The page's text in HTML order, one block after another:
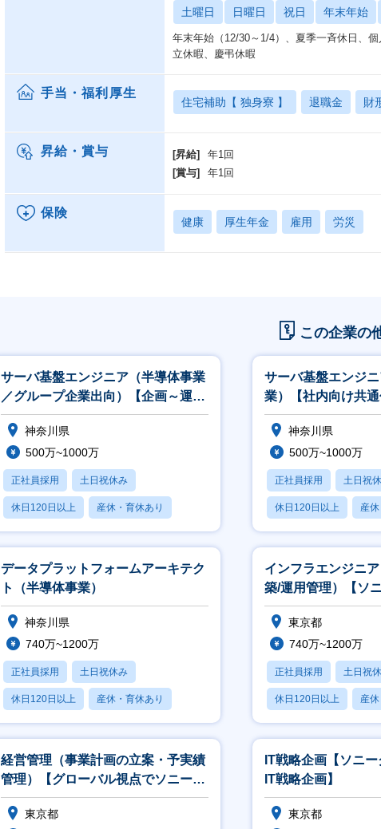
土曜日 日曜日 祝日 年末年始
年末年始（12/30～1/4）、夏季一斉休日、
立休暇、慶弔休暇
手当・福利厚生
住宅補助【 独身寮 】 退職金 財
昇給・賞与 [昇給]
年1回
[賞与]
年1回
保険
健康 厚生年金 雇用 労災
この企業の
サーバ基盤エンジニア（半導体事業
／グループ企業出向）【企画～運用
管理を一貫して推進】
神奈川県
500万~1000万
正社員採用 土日祝休み
休日120日以上 産休・育休あり
賞与あり
サーバ基盤エンジ
業）【社内向け共
の企画～運用管理
神奈川県
500万~1000万
正社員採用 土日祝
休日120日以上 産
賞与あり
データプラットフォームアーキテク
ト（半導体事業）
神奈川県
740万~1200万
正社員採用 土日祝休み
休日120日以上 産休・育休あり
賞与あり
インフラエンジニ
築/運用管理）【ソ
のグローバルなIT
東京都
740万~1200万
正社員採用 土日祝
休日120日以上 産
賞与あり
経営管理（事業計画の立案・予実績
管理）【グローバル視点でソニーグ
ループのIT推進を数字で支える】
東京都
IT戦略企画【ソニ
IT戦略企画】
東京都